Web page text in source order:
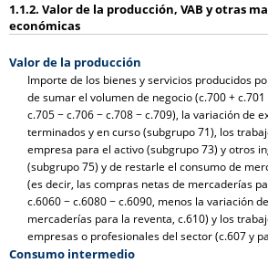
1.1.2. Valor de la producción, VAB y otras
económicas
Valor de la producción
Importe de los bienes y servicios producidos
de sumar el volumen de negocio (c.700 + c.701
c.705 − c.706 − c.708 − c.709), la variación de
terminados y en curso (subgrupo 71), los
empresa para el activo (subgrupo 73) y otros
(subgrupo 75) y de restarle el consumo de
(es decir, las compras netas de mercaderías
c.6060 − c.6080 − c.6090, menos la variación
mercaderías para la reventa, c.610) y los
empresas o profesionales del sector (c.607 y
Consumo intermedio